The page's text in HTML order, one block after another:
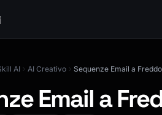
AI AI Creativo Sequenze Email a Freddo
Email a